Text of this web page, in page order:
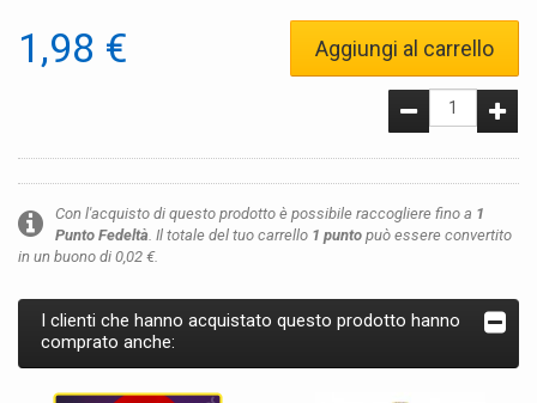
1,98 € Aggiungi al carrello
Con l'acquisto di questo prodotto è possibile raccogliere fino a 1
Punto Fedeltà. Il totale del tuo carrello 1 punto può essere convertito
in un buono di 0,02 €.
I clienti che hanno acquistato questo prodotto hanno
comprato anche: